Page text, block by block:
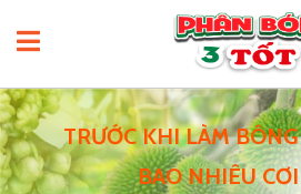
TRƯỚC KHI LÀM
BAO NHIÊU